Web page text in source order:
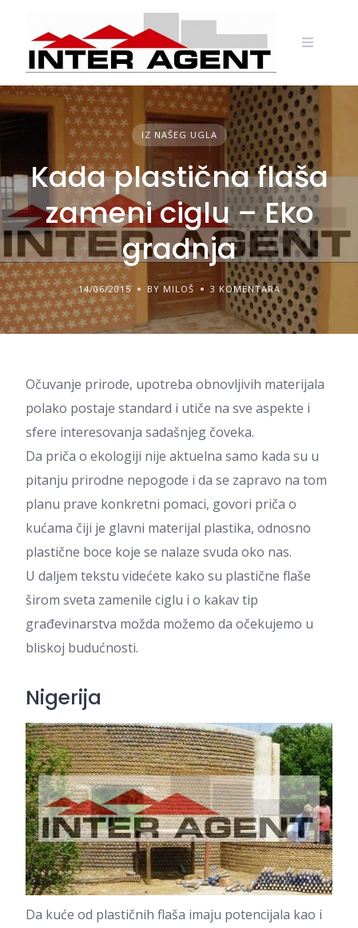
content
IZ NAŠEG UGLA
Kada plastična flaša
zameni ciglu – Eko
gradnja
14/06/2015 BY MILOŠ 3 KOMENTARA
Očuvanje prirode, upotreba obnovljivih materijala
polako postaje standard i utiče na sve aspekte i
sfere interesovanja sadašnjeg čoveka.
Da priča o ekologiji nije aktuelna samo kada su u
pitanju prirodne nepogode i da se zapravo na tom
planu prave konkretni pomaci, govori priča o
kućama čiji je glavni materijal plastika, odnosno
plastične boce koje se nalaze svuda oko nas.
U daljem tekstu videćete kako su plastične flaše
širom sveta zamenile ciglu i o kakav tip
građevinarstva možda možemo da očekujemo u
bliskoj budućnosti.
Nigerija
Da kuće od plastičnih flaša imaju potencijala kao i